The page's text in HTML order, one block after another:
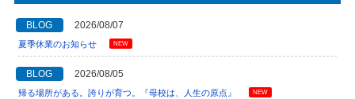
BLOG 2026/08/07
夏季休業のお知らせ NEW
BLOG 2026/08/05
帰る場所がある。誇りが育つ。『母校は、人生の原点』 NEW